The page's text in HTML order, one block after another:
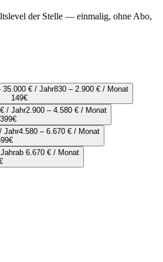
der Stelle — einmalig, ohne Abo,
35.000 € / Jahr830 – 2.900 € / Monat
149€
/ Jahr2.900 – 4.580 € / Monat
399€
Jahr4.580 – 6.670 € / Monat
€
ab 6.670 € / Monat